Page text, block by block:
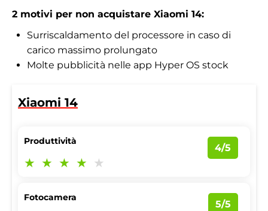
2 motivi per non acquistare Xiaomi 14:
Surriscaldamento del processore in caso di
carico massimo prolungato
Molte pubblicità nelle app Hyper OS stock
Xiaomi 14
Produttività
4/5
Fotocamera
5/5